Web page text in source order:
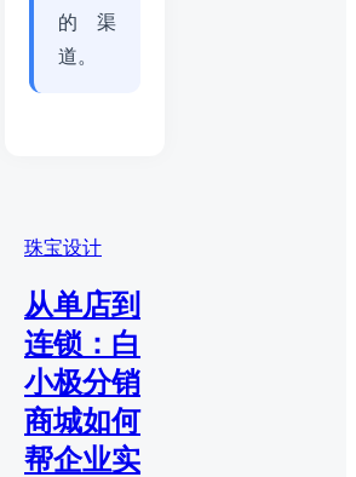
的渠
道。
珠宝设计
从单店到
连锁：白
小极分销
商城如何
帮企业实